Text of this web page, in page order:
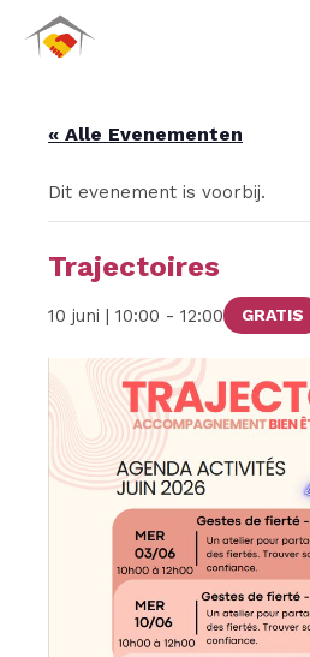
« Alle Evenementen
Dit evenement is voorbij.
Trajectoires
10 juni | 10:00 - 12:00 GRATIS